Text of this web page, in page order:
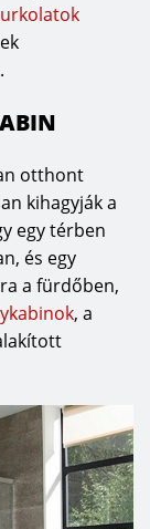
otthont
kihagyják a
egy térben
és egy
a fürdőben,
, a